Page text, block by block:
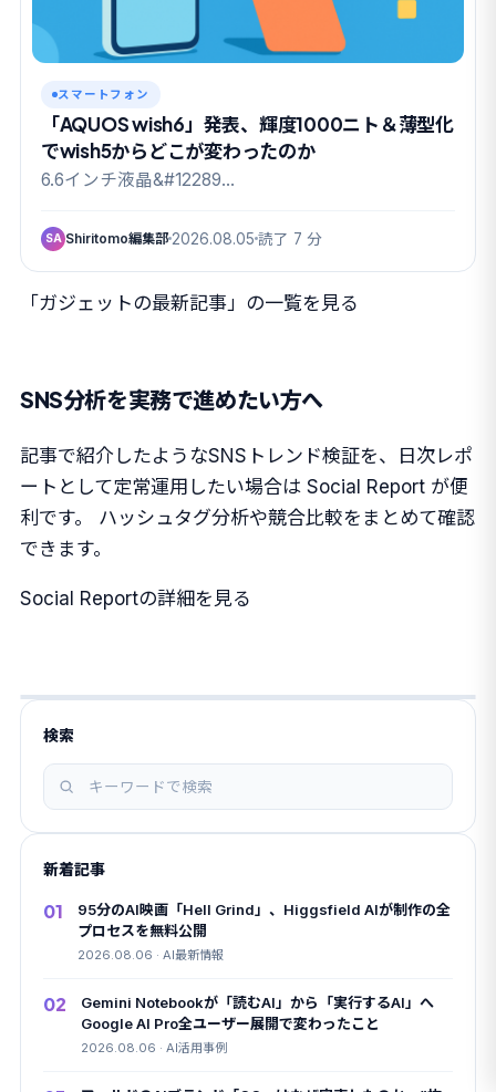
スマートフォン
「AQUOS wish6」発表、輝度1000ニト＆薄型化
でwish5からどこが変わったのか
6.6インチ液晶&#12289…
SA Shiritomo編集部 2026.08.05 読了 7 分
「ガジェットの最新記事」の一覧を見る
SNS分析を実務で進めたい方へ
記事で紹介したようなSNSトレンド検証を、日次レポ
ートとして定常運用したい場合は Social Report が便
利です。 ハッシュタグ分析や競合比較をまとめて確認
できます。
Social Reportの詳細を見る
検索
記
事
を
検
索
新着記事
01
95分のAI映画「Hell Grind」、Higgsfield AIが制作の全
プロセスを無料公開
2026.08.06 · AI最新情報
02
Gemini Notebookが「読むAI」から「実行するAI」へ
Google AI Pro全ユーザー展開で変わったこと
2026.08.06 · AI活用事例